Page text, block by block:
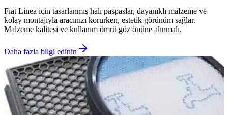
Fiat Linea için tasarlanmış halı paspaslar, dayanıklı malzeme ve
kolay montajıyla aracınızı korurken, estetik görünüm sağlar.
Malzeme kalitesi ve kullanım ömrü göz önüne alınmalı.
Daha fazla bilgi edinin